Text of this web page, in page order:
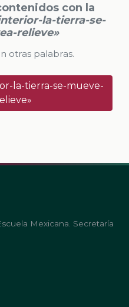
con la
la-tierra-se-
relieve»
otras palabras.
la-tierra-se-mueve-
Mexicana. Secretaría